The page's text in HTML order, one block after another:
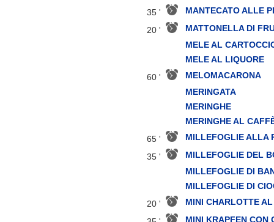
35 '
MANTECATO ALLE
20 '
MATTONELLA DI
MELE AL
MELE AL LIQUORE
60 '
MELOMACARONA
MERINGATA
MERINGHE
MERINGHE AL
65 '
MILLEFOGLIE ALLA
35 '
MILLEFOGLIE DEL
MILLEFOGLIE DI
MILLEFOGLIE DI
20 '
MINI CHARLOTTE
MINI KRAPFEN CON